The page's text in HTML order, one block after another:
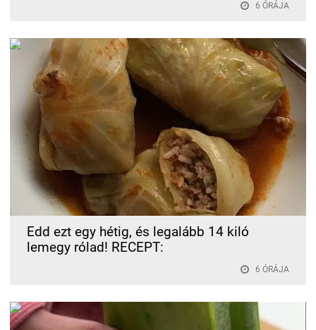
6 ÓRÁJA
Edd ezt egy hétig, és legalább 14 kiló
lemegy rólad! RECEPT:
6 ÓRÁJA